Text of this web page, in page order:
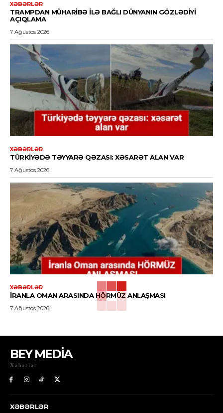
XƏBƏRLƏR
TRAMPDAN MÜHARIBƏ ILƏ BAĞLI DÜNYANIN GÖZLƏDIYI
AÇIQLAMA
7 Ağustos 2026
XƏBƏRLƏR
TÜRKIYƏDƏ TƏYYARƏ QƏZASI: XƏSARƏT ALAN VAR
7 Ağustos 2026
XƏBƏRLƏR
İRANLA OMAN ARASINDA HÖRMÜZ ANLAŞMASI
7 Ağustos 2026